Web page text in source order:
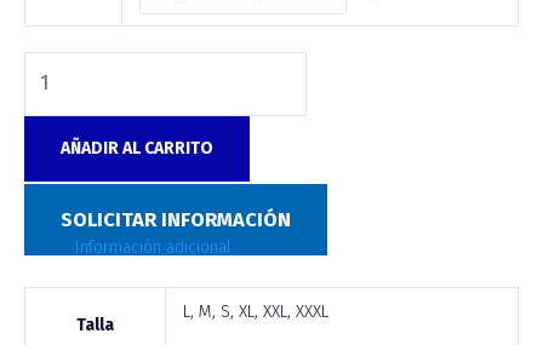
AÑADIR AL CARRITO
SOLICITAR INFORMACIÓN
Información adicional
Talla
L, M, S, XL, XXL, XXXL